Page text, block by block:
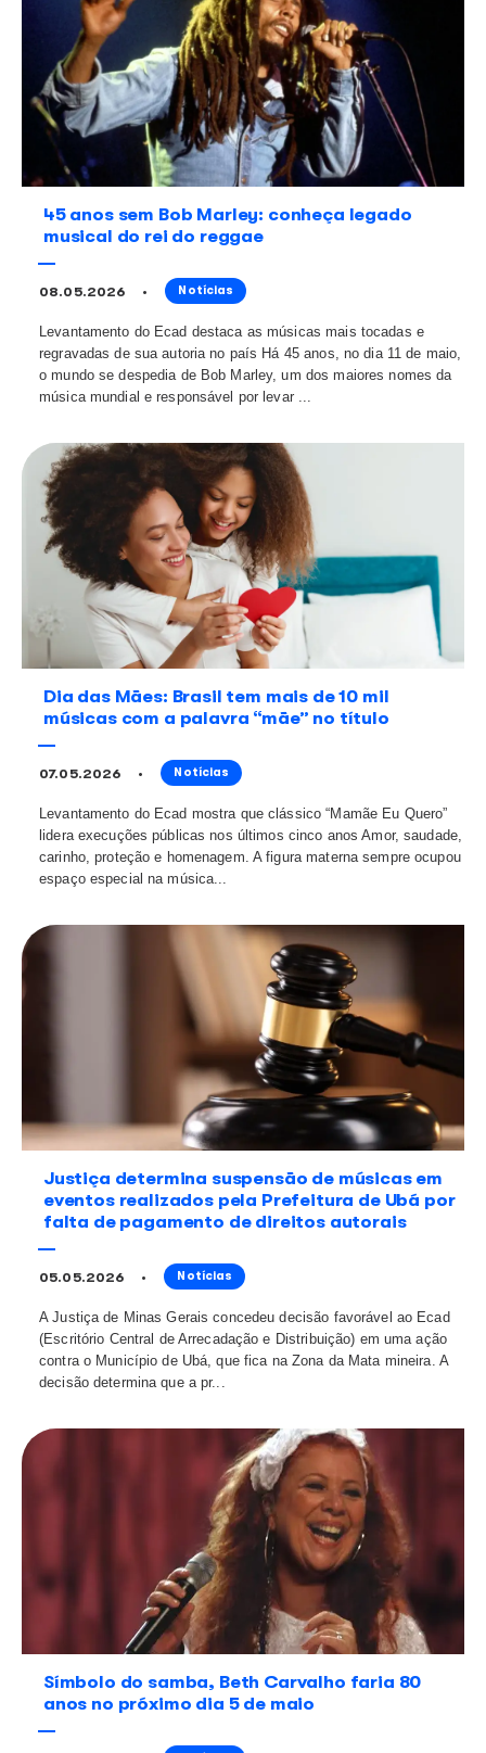
11.05.2026 Notícias
Ação reforça a importância da música nos eventos
conscientiza sobre o pagamento de direitos autorais
pública aos compositores O Ecad (Escritório Central
Arrecadação e Distribuição...
45 anos sem Bob Marley: conheça
musical do rei do reggae
08.05.2026 Notícias
Levantamento do Ecad destaca as músicas mais
regravadas de sua autoria no país Há 45 anos, no dia
o mundo se despedia de Bob Marley, um dos
música mundial e responsável por levar ...
músicas com a palavra “mãe” no título
07.05.2026
Levantamento do Ecad mostra que clássico “Mamãe
lidera execuções públicas nos últimos cinco anos
carinho, proteção e homenagem. A figura materna
espaço especial na música...